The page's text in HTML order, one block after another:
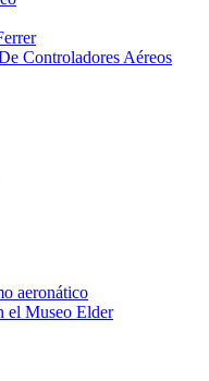
Controladores Aéreos
aeronático
el Museo Elder